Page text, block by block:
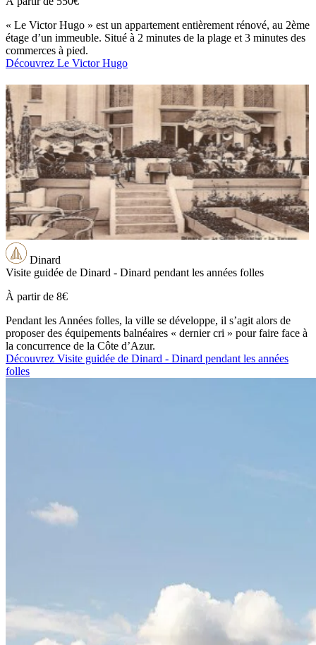
« Le Victor Hugo » est un appartement entièrement rénové, au 2ème
étage d’un immeuble. Situé à 2 minutes de la plage et 3 minutes des
commerces à pied.
Découvrez Le Victor Hugo
Dinard
Visite guidée de Dinard - Dinard pendant les années folles
À partir de 8€
Pendant les Années folles, la ville se développe, il s’agit alors de
proposer des équipements balnéaires « dernier cri » pour faire face à
la concurrence de la Côte d’Azur.
Découvrez Visite guidée de Dinard - Dinard pendant les années
folles